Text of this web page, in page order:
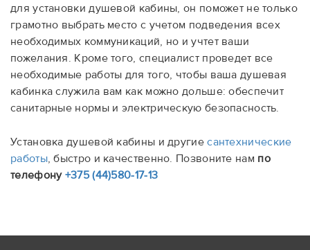
для установки душевой кабины, он поможет не только
грамотно выбрать место с учетом подведения всех
необходимых коммуникаций, но и учтет ваши
пожелания. Кроме того, специалист проведет все
необходимые работы для того, чтобы ваша душевая
кабинка служила вам как можно дольше: обеспечит
санитарные нормы и электрическую безопасность.
Установка душевой кабины и другиесантехнические
работы, быстро и качественно. Позвоните нам по
телефону +375 (44)580-17-13